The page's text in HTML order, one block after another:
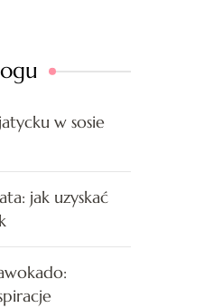
w sosie
jak uzyskać